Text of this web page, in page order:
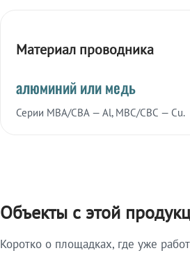
Материал проводника
алюминий или медь
Серии МВА/СВА — Al, МВС/СВС — Cu.
Объекты с этой
Коротко о площадках, где уже